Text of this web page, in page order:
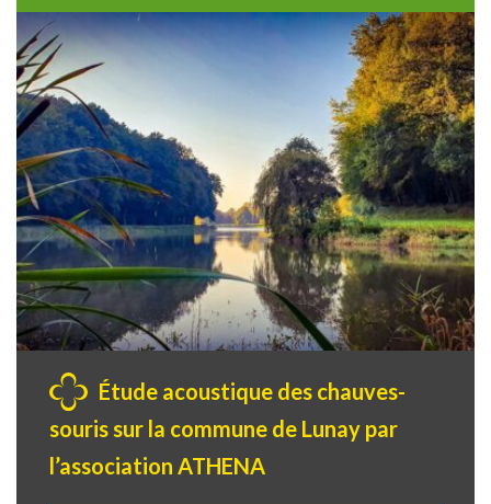
Étude acoustique des chauves-
souris sur la commune de Lunay par
l’association ATHENA